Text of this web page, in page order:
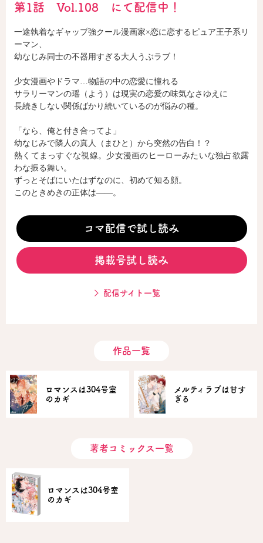
コミックパルフェ
コミックエッセイ
閉じる
第1話 Vol.108 にて配信中！
一途執着なギャップ強クール漫画家×恋に恋するピュア王子系リ
ーマン、
幼なじみ同士の不器用すぎる大人うぶラブ！
少女漫画やドラマ…物語の中の恋愛に憧れる
サラリーマンの瑶（よう）は現実の恋愛の味気なさゆえに
長続きしない関係ばかり続いているのが悩みの種。
「なら、俺と付き合ってよ」
幼なじみで隣人の真人（まひと）から突然の告白！？
熱くてまっすぐな視線。少女漫画のヒーローみたいな独占欲露
わな振る舞い。
ずっとそばにいたはずなのに、初めて知る顔。
このときめきの正体は――。
コマ配信で試し読み
掲載号試し読み
配信サイト一覧
作品一覧
ロマンスは304号室
のカギ
メルティラブは甘す
ぎる
著者コミックス一覧
ロマンスは304号室
のカギ